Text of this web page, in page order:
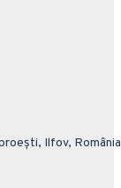
Ilfov, România